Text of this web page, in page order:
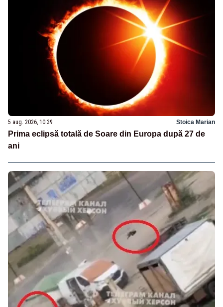
5 aug. 2026, 10:39 Stoica Marian
Prima eclipsă totală de Soare din Europa după 27 de
ani